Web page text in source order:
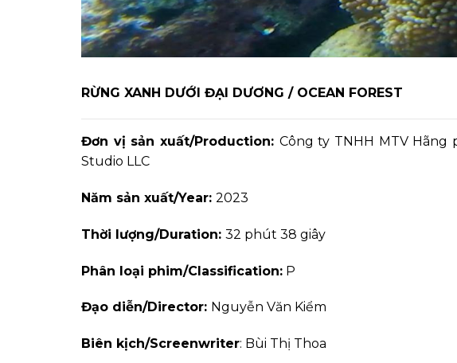
RỪNG XANH DƯỚI ĐẠI DƯƠNG / OCEAN FOREST
Đơn vị sản xuất/Production: Công ty TNHH MTV
Studio LLC
Năm sản xuất/Year: 2023
Thời lượng/Duration: 32 phút 38 giây
Phân loại phim/Classification: P
Đạo diễn/Director: Nguyễn Văn Kiểm
Biên kịch/Screenwriter: Bùi Thị Thoa